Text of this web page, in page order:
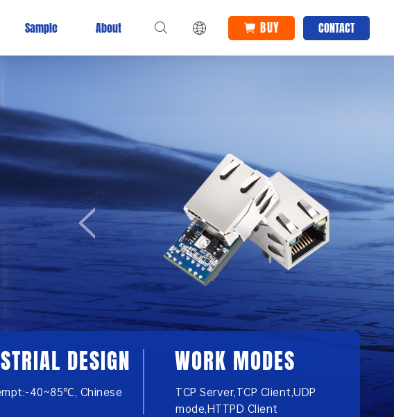
Sample About BUY CONTACT
DESIGN
40~85℃, Chinese
WORK MODES
TCP Server,TCP Client,UDP
mode,HTTPD Client